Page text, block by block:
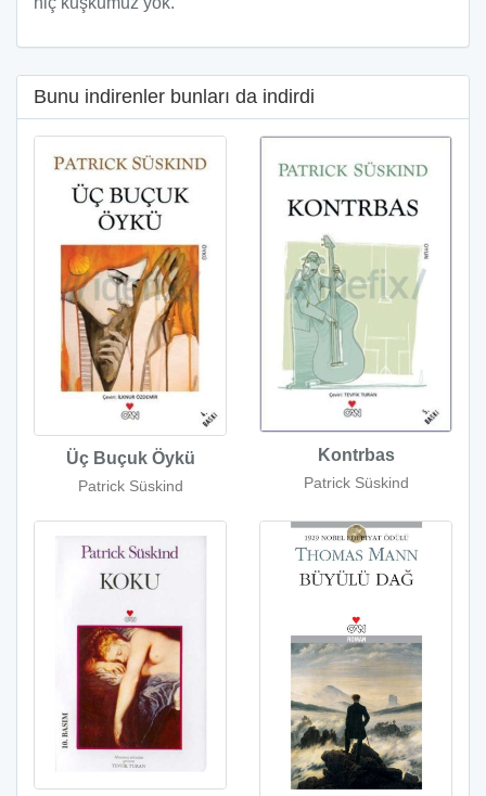
Bunu indirenler bunları da indirdi
Üç Buçuk Öykü
Patrick Süskind
Kontrbas
Patrick Süskind